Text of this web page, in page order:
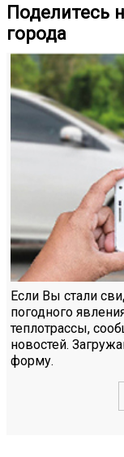
Поделитесь
города
Если Вы стали
погодного
теплотрассы,
новостей.
форму.